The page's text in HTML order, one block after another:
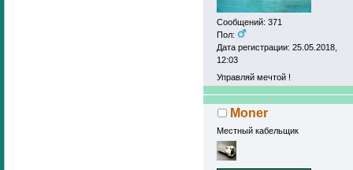
Сообщений: 371
Пол:
Дата регистрации: 25.05.2018,
12:03
Управляй мечтой !
Moner
Местный кабельщик